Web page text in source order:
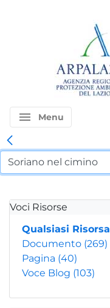
menu Menu
Voci Risorse
Qualsiasi Risorsa
Documento (269)
Pagina (40)
Voce Blog (103)